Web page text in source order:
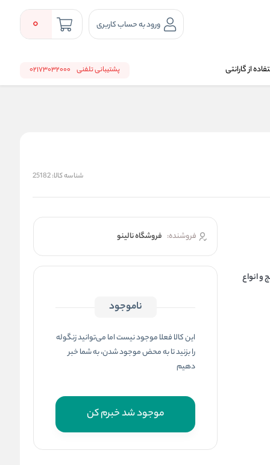
ورود به حساب کاربری 0
از گارانتی پشتیبانی تلفنی 02173032000
شناسه کالا:25182
و انواع
فروشنده: فروشگاه نالینو
ناموجود
این کالا فعلا موجود نیست اما می‌توانید زنگوله
را بزنید تا به محض موجود شدن، به شما خبر
دهیم
موجود شد خبرم کن